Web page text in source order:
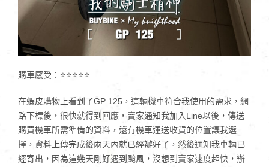
購車感受：⭐⭐⭐⭐⭐
在蝦皮購物上看到了GP 125，這輛機車符合我使用的需求，網
路下標後，很快就得到回應，賣家通知我加入Line以後，傳送
購買機車所需準備的資料，還有機車運送收貨的位置讓我選
擇，資料上傳完成後兩天內就已經辦好了，然後通知我車輛已
經寄出，因為這幾天剛好遇到颱風，沒想到賣家速度超快，辦